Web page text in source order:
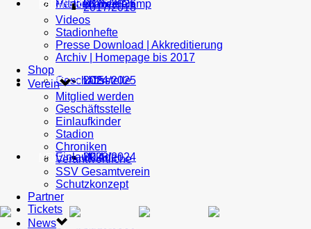
U16
U15
U14
Performance Camp
2025/2026
2024/2025
2023/2024
Mitglied werden
Geschäftsstelle
Einlaufkinder
PARTNER
TICKETS
NEWS
2017/2018
Videos
Stadionhefte
Presse Download | Akkreditierung
Archiv | Homepage bis 2017
Shop
Verein
Mitglied werden
Geschäftsstelle
Einlaufkinder
Stadion
Chroniken
Verantwortliche
SSV Gesamtverein
Schutzkonzept
Partner
Tickets
News